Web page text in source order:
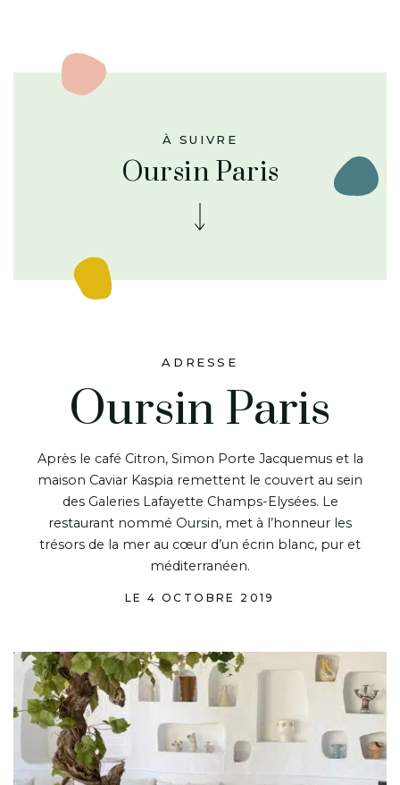
À SUIVRE
Oursin Paris
ADRESSE
Oursin Paris
Après le café Citron, Simon Porte Jacquemus et la
maison Caviar Kaspia remettent le couvert au sein
des Galeries Lafayette Champs-Elysées. Le
restaurant nommé Oursin, met à l’honneur les
trésors de la mer au cœur d’un écrin blanc, pur et
méditerranéen.
LE 4 OCTOBRE 2019